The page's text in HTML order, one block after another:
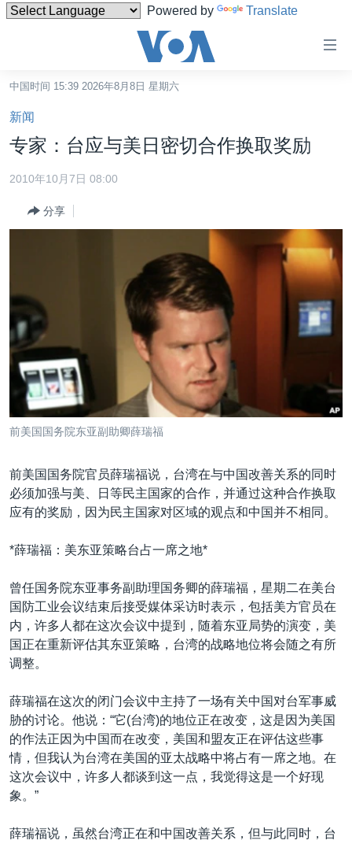
Powered by Translate
碍
链
接
转
容
跳
转
索
中国
港澳
印太
中东
欧洲
非洲
美洲
经济·金融·贸易
人权·法律·宗教
科教·文娱·体健
军事
劳工
美中关系
热点专题
白宫要闻
国会报道
美中关系
埃博拉疫情
美国之音专访
台海两岸关系
南中国海争端
关注西藏
关注新疆
GEN Z 看美国
VOA视频
VOA今日焦点
中文广播
中国时间 15:39 2026年8月8日 星期六
新闻
专家：台应与美日密切合作换取奖励
2010年10月7日 08:00
分享
前美国国务院东亚副助卿薛瑞福
前美国国务院官员薛瑞福说，台湾在与中国改善关系的同时
必须加强与美、日等民主国家的合作，并通过这种合作换取
应有的奖励，因为民主国家对区域的观点和中国并不相同。
*薛瑞福：美东亚策略台占一席之地*
曾任国务院东亚事务副助理国务卿的薛瑞福，星期二在美台
国防工业会议结束后接受媒体采访时表示，包括美方官员在
内，许多人都在这次会议中提到，随着东亚局势的演变，美
国正在重新评估其东亚策略，台湾的战略地位将会随之有所
调整。
薛瑞福在这次的闭门会议中主持了一场有关中国对台军事威
胁的讨论。他说：“它(台湾)的地位正在改变，这是因为美国
的作法正因为中国而在改变，美国和盟友正在评估这些事
情，但我认为台湾在美国的亚太战略中将占有一席之地。在
这次会议中，许多人都谈到这一点，我觉得这是一个好现
象。”
薛瑞福说，虽然台湾正在和中国改善关系，但与此同时，台